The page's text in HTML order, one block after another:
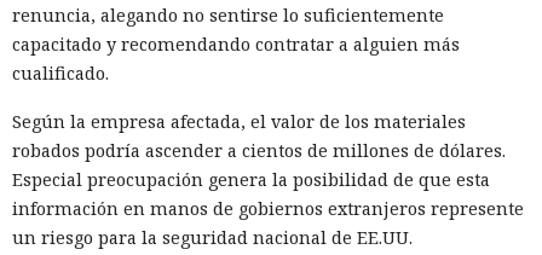
renuncia, alegando no sentirse lo suficientemente
capacitado y recomendando contratar a alguien más
cualificado.
Según la empresa afectada, el valor de los materiales
robados podría ascender a cientos de millones de dólares.
Especial preocupación genera la posibilidad de que esta
información en manos de gobiernos extranjeros represente
un riesgo para la seguridad nacional de EE.UU.